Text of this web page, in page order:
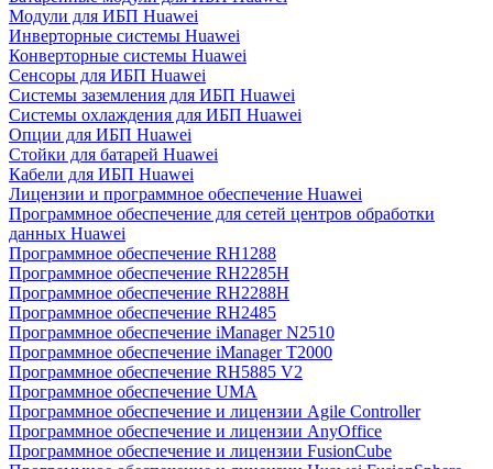
Модули для ИБП Huawei
Инверторные системы Huawei
Конверторные системы Huawei
Сенсоры для ИБП Huawei
Системы заземления для ИБП Huawei
Системы охлаждения для ИБП Huawei
Опции для ИБП Huawei
Стойки для батарей Huawei
Кабели для ИБП Huawei
Лицензии и программное обеспечение Huawei
Программное обеспечение для сетей центров обработки
данных Huawei
Программное обеспечение RH1288
Программное обеспечение RH2285H
Программное обеспечение RH2288H
Программное обеспечение RH2485
Программное обеспечение iManager N2510
Программное обеспечение iManager T2000
Программное обеспечение RH5885 V2
Программное обеспечение UMA
Программное обеспечение и лицензии Agile Controller
Программное обеспечение и лицензии AnyOffice
Программное обеспечение и лицензии FusionCube